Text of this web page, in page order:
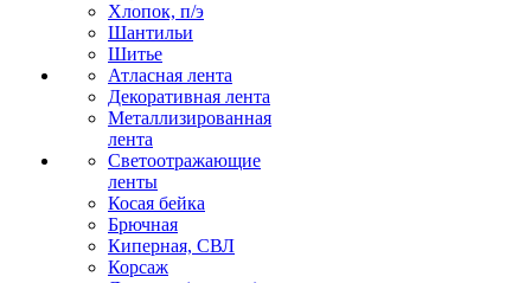
Хлопок, п/э
Шантильи
Шитье
Атласная лента
Декоративная лента
Металлизированная
лента
Светоотражающие
ленты
Косая бейка
Брючная
Киперная, СВЛ
Корсаж